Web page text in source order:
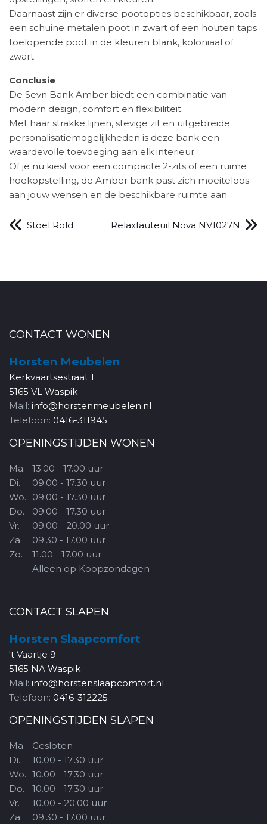
Daarnaast zijn er diverse pootopties beschikbaar, zoals
een schuine metalen poot in zwart of een houten taps
toelopende poot in de kleuren blank, koloniaal of
zwart. ​
Conclusie
De Sevn Bank Amber biedt een combinatie van
modern design, comfort en flexibiliteit.
Met haar strakke lijnen, stevige zit en uitgebreide
personalisatiemogelijkheden is deze bank een
waardevolle toevoeging aan elk interieur.
Of je nu kiest voor een compacte 2-zits of een ruime
hoekopstelling, de Amber bank past zich moeiteloos
aan jouw wensen en de beschikbare ruimte aan.​
Stoel Rold Relaxfauteuil Nova NV1027N
CONTACT WONEN
Horsten Meubelen
Kerkvaartsestraat 1
5165 VL Waspik
Mail: info@horstenmeubelen.nl
Telefoon: 0416-311945
OPENINGSTIJDEN WONEN
Ma.
Di.
Wo.
Do.
Vr.
Za.
Zo.
13.00 - 17.00 uur
09.00 - 17.30 uur
09.00 - 17.30 uur
09.00 - 17.30 uur
09.00 - 20.00 uur
09.30 - 17.00 uur
11.00 - 17.00 uur
Alleen op Koopzondagen
CONTACT SLAPEN
Horsten Slaapcomfort
't Vaartje 9
5165 NA Waspik
Mail: info@horstenslaapcomfort.nl
Telefoon: 0416-312225
OPENINGSTIJDEN SLAPEN
Ma.
Di.
Wo.
Do.
Vr.
Za.
Gesloten
10.00 - 17.30 uur
10.00 - 17.30 uur
10.00 - 17.30 uur
10.00 - 20.00 uur
09.30 - 17.00 uur